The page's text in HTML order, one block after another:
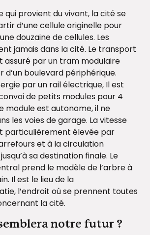
qui provient du vivant, la cité se
d’une cellule originelle pour
douzaine de cellules. Les
jamais dans la cité. Le transport
assuré par un tram modulaire
d’un boulevard périphérique.
par un rail électrique, Il est
de petits modules pour 4
module est autonome, il ne
les voies de garage. La vitesse
particulièrement élevée par
et à la circulation
sa destination finale. Le
prend le modèle de l’arbre à
Il est le lieu de la
l’endroit où se prennent toutes
la cité.
notre futur ?